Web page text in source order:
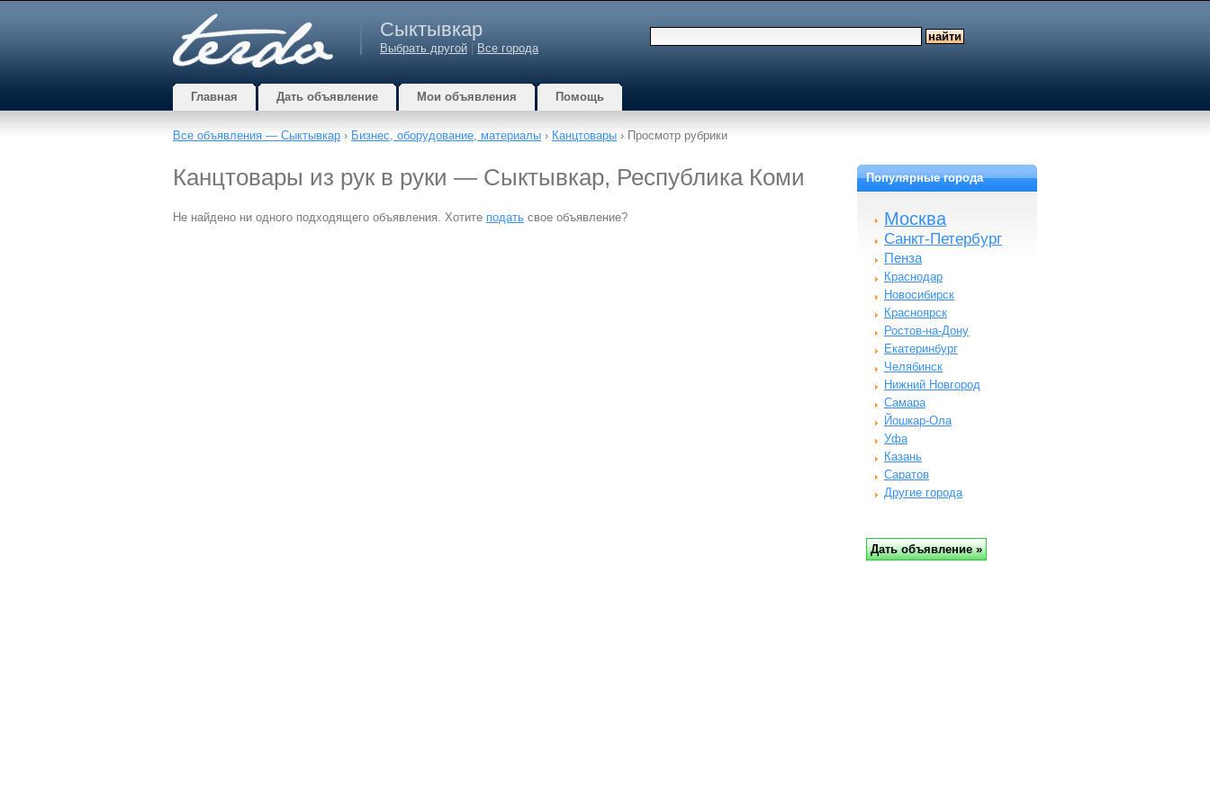
Сыктывкар
Выбрать другой Все города
Главная Дать объявление Мои объявления Помощь
Все объявления — Сыктывкар › Бизнес, оборудование, материалы › Канцтовары › Просмотр рубрики
Канцтовары из рук в руки — Сыктывкар, Республика Коми
Не найдено ни одного подходящего объявления. Хотите подать свое объявление?
Популярные города
Москва
Санкт-Петербург
Пенза
Краснодар
Новосибирск
Красноярск
Ростов-на-Дону
Екатеринбург
Челябинск
Нижний Новгород
Самара
Йошкар-Ола
Уфа
Казань
Саратов
Другие города